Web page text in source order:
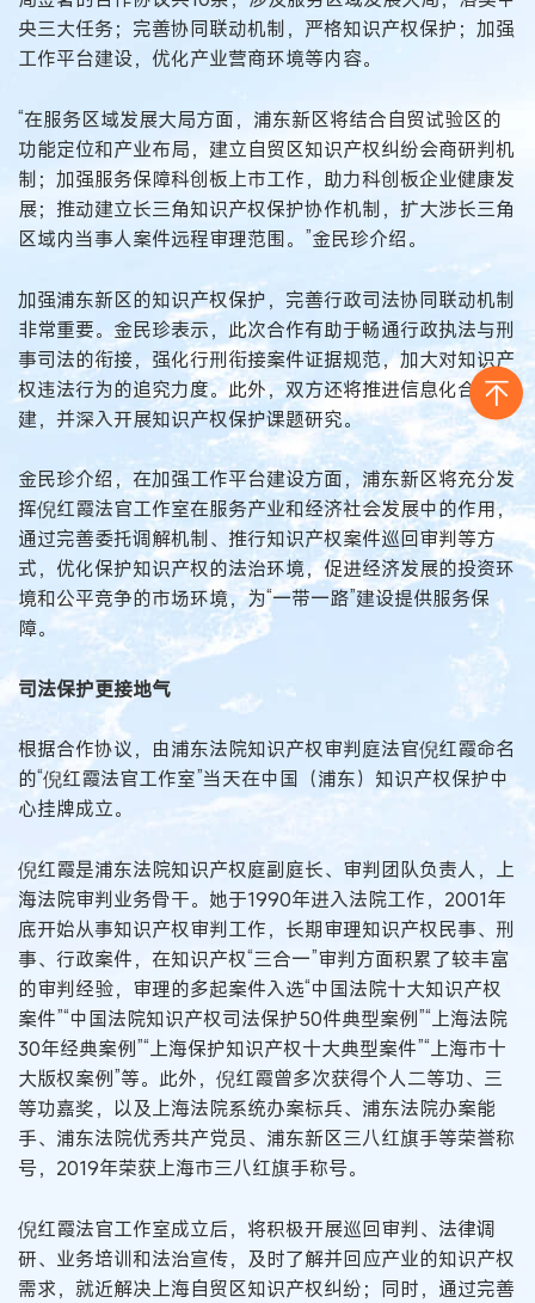
央三大任务；完善协同联动机制，严格知识产权保护；加强
工作平台建设，优化产业营商环境等内容。
“在服务区域发展大局方面，浦东新区将结合自贸试验区的
功能定位和产业布局，建立自贸区知识产权纠纷会商研判机
制；加强服务保障科创板上市工作，助力科创板企业健康发
展；推动建立长三角知识产权保护协作机制，扩大涉长三角
区域内当事人案件远程审理范围。”金民珍介绍。
加强浦东新区的知识产权保护，完善行政司法协同联动机制
非常重要。金民珍表示，此次合作有助于畅通行政执法与刑
事司法的衔接，强化行刑衔接案件证据规范，加大对知识产
权违法行为的追究力度。此外，双方还将推进信息化合作共
建，并深入开展知识产权保护课题研究。
金民珍介绍，在加强工作平台建设方面，浦东新区将充分发
挥倪红霞法官工作室在服务产业和经济社会发展中的作用，
通过完善委托调解机制、推行知识产权案件巡回审判等方
式，优化保护知识产权的法治环境，促进经济发展的投资环
境和公平竞争的市场环境，为“一带一路”建设提供服务保
障。
司法保护更接地气
根据合作协议，由浦东法院知识产权审判庭法官倪红霞命名
的“倪红霞法官工作室”当天在中国（浦东）知识产权保护中
心挂牌成立。
倪红霞是浦东法院知识产权庭副庭长、审判团队负责人，上
海法院审判业务骨干。她于1990年进入法院工作，2001年
底开始从事知识产权审判工作，长期审理知识产权民事、刑
事、行政案件，在知识产权“三合一”审判方面积累了较丰富
的审判经验，审理的多起案件入选“中国法院十大知识产权
案件”“中国法院知识产权司法保护50件典型案例”“上海法院
30年经典案例”“上海保护知识产权十大典型案件”“上海市十
大版权案例”等。此外，倪红霞曾多次获得个人二等功、三
等功嘉奖，以及上海法院系统办案标兵、浦东法院办案能
手、浦东法院优秀共产党员、浦东新区三八红旗手等荣誉称
号，2019年荣获上海市三八红旗手称号。
倪红霞法官工作室成立后，将积极开展巡回审判、法律调
研、业务培训和法治宣传，及时了解并回应产业的知识产权
需求，就近解决上海自贸区知识产权纠纷；同时，通过完善